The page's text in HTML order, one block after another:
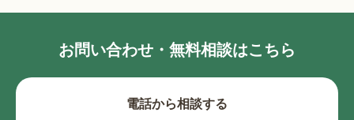
お問い合わせ・無料相談はこちら
電話から相談する